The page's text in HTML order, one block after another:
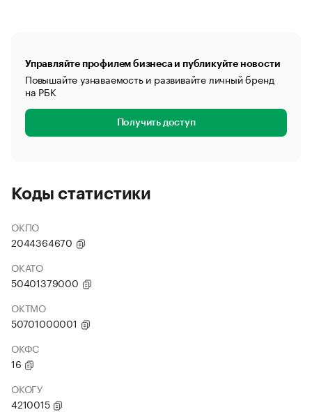
Управляйте профилем бизнеса и публикуйте новости
Повышайте узнаваемость и развивайте личный бренд
на РБК
Получить доступ
Коды статистики
ОКПО
2044364670
ОКАТО
50401379000
ОКТМО
50701000001
ОКФС
16
ОКОГУ
4210015